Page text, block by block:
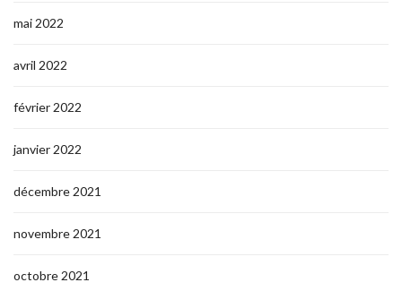
mai 2022
avril 2022
février 2022
janvier 2022
décembre 2021
novembre 2021
octobre 2021